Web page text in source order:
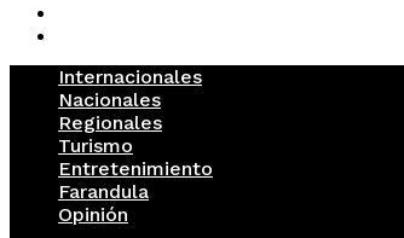
Internacionales
Nacionales
Regionales
Turismo
Entretenimiento
Farandula
Opinión